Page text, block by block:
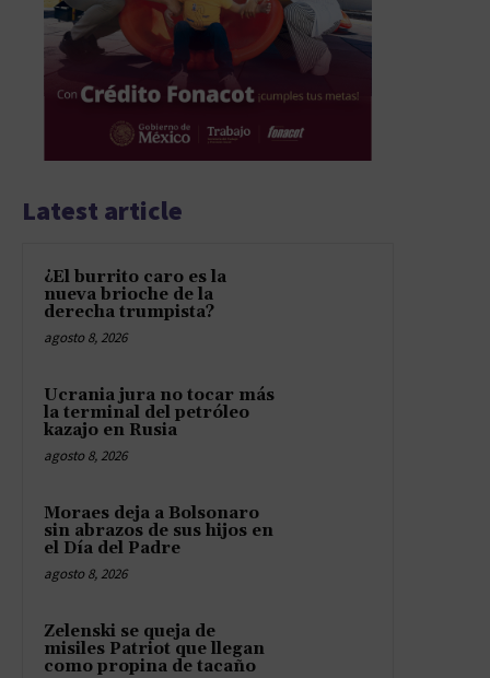
Latest article
¿El burrito caro es la
nueva brioche de la
derecha trumpista?
agosto 8, 2026
Ucrania jura no tocar más
la terminal del petróleo
kazajo en Rusia
agosto 8, 2026
Moraes deja a Bolsonaro
sin abrazos de sus hijos en
el Día del Padre
agosto 8, 2026
Zelenski se queja de
misiles Patriot que llegan
como propina de tacaño